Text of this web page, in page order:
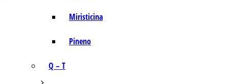
Miristicina
Pineno
Q – T